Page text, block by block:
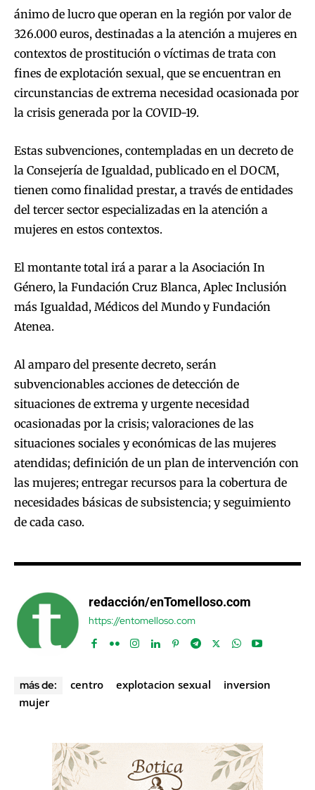
ánimo de lucro que operan en la región por valor de
326.000 euros, destinadas a la atención a mujeres en
contextos de prostitución o víctimas de trata con
fines de explotación sexual, que se encuentran en
circunstancias de extrema necesidad ocasionada por
la crisis generada por la COVID-19.
Estas subvenciones, contempladas en un decreto de
la Consejería de Igualdad, publicado en el DOCM,
tienen como finalidad prestar, a través de entidades
del tercer sector especializadas en la atención a
mujeres en estos contextos.
El montante total irá a parar a la Asociación In
Género, la Fundación Cruz Blanca, Aplec Inclusión
más Igualdad, Médicos del Mundo y Fundación
Atenea.
Al amparo del presente decreto, serán
subvencionables acciones de detección de
situaciones de extrema y urgente necesidad
ocasionadas por la crisis; valoraciones de las
situaciones sociales y económicas de las mujeres
atendidas; definición de un plan de intervención con
las mujeres; entregar recursos para la cobertura de
necesidades básicas de subsistencia; y seguimiento
de cada caso.
redacción/enTomelloso.com
https://entomelloso.com
más de: centro explotacion sexual
inversion
mujer